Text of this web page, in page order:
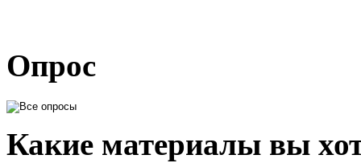
Опрос
Какие материалы вы